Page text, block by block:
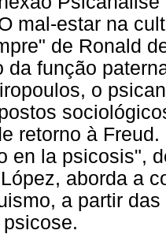
mal-estar na
de Ronald
da função
o
retorno à
en la psicosis",
aborda a
a partir